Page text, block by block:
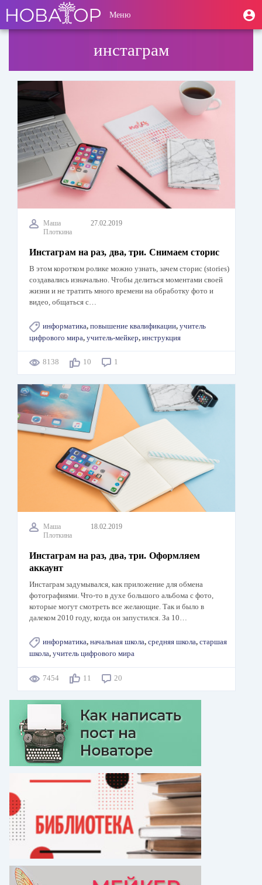
основному
User
account
Меню
инстаграм
Маша
Плоткина
27.02.2019
Инстаграм на раз, два, три. Снимаем сторис
В этом коротком ролике можно узнать, зачем сторис (stories)
создавались изначально. Чтобы делиться моментами своей
жизни и не тратить много времени на обработку фото и
видео, общаться с…
информатика, повышение квалификации, учитель
цифрового мира, учитель-мейкер, инструкция
8138 10 1
Маша
Плоткина
18.02.2019
Инстаграм на раз, два, три. Оформляем
аккаунт
Инстаграм задумывался, как приложение для обмена
фотографиями. Что-то в духе большого альбома с фото,
которые могут смотреть все желающие. Так и было в
далеком 2010 году, когда он запустился. За 10…
информатика, начальная школа, средняя школа, старшая
школа, учитель цифрового мира
7454 11 20